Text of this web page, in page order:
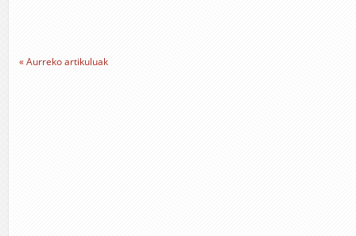
« Aurreko artikuluak